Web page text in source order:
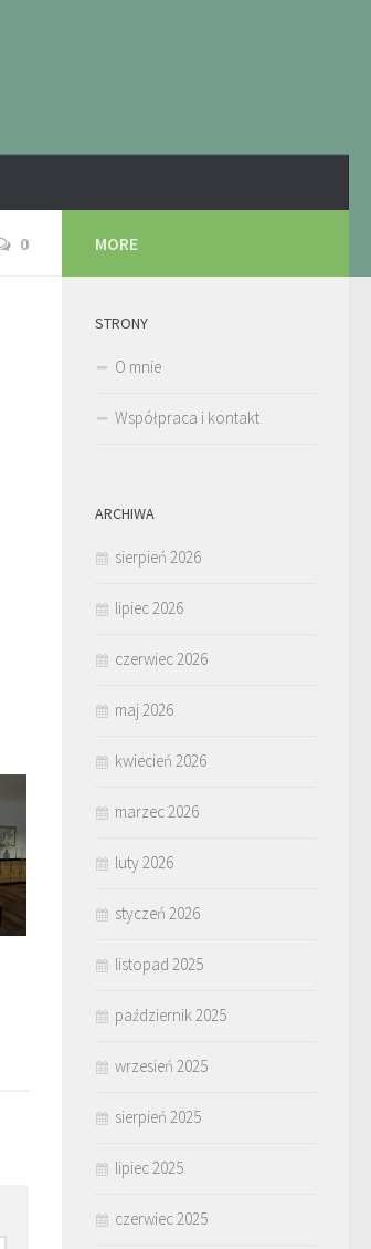
0 MORE
STRONY
O mnie
Współpraca i kontakt
ARCHIWA
sierpień 2026
lipiec 2026
czerwiec 2026
maj 2026
kwiecień 2026
marzec 2026
luty 2026
styczeń 2026
listopad 2025
październik 2025
wrzesień 2025
sierpień 2025
lipiec 2025
czerwiec 2025